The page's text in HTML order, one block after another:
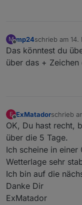
M
Offline
mp24schrieb am 14.
zuletzt editiert
Das könntest du
über das + Zeichen
E
Offline
ExMatadorschrieb
zuletzt
OK, Du hast recht,
über die 5 Tage.
Ich scheine in
Wetterlage sehr
Ich bin auf die
Danke Dir
ExMatador